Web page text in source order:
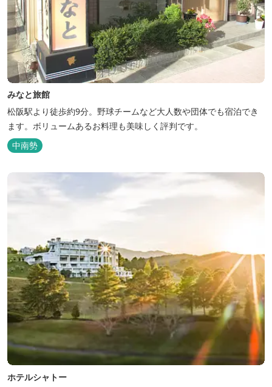
みなと旅館
松阪駅より徒歩約9分。野球チームなど大人数や団体でも宿泊でき
ます。ボリュームあるお料理も美味しく評判です。
中南勢
ホテルシャトー